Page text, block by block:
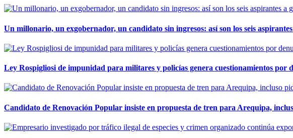
Un millonario, un exgobernador, un candidato sin ingresos: así son los seis
Ley Rospigliosi de impunidad para militares y policías genera cuestionamientos por
Candidato de Renovación Popular insiste en propuesta de tren para Arequipa,